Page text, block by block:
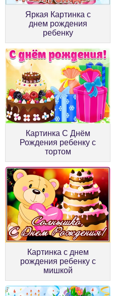
Яркая Картинка с
днем рождения
ребенку
Картинка С Днём
Рождения ребенку с
тортом
Картинка с днем
рождения ребенку с
мишкой